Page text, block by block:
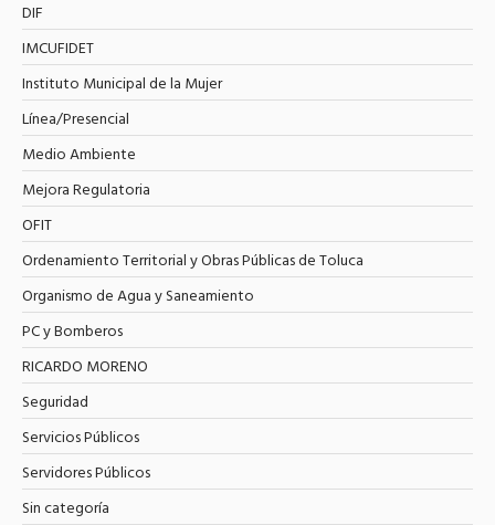
DIF
IMCUFIDET
Instituto Municipal de la Mujer
Línea/Presencial
Medio Ambiente
Mejora Regulatoria
OFIT
Ordenamiento Territorial y Obras Públicas de Toluca
Organismo de Agua y Saneamiento
PC y Bomberos
RICARDO MORENO
Seguridad
Servicios Públicos
Servidores Públicos
Sin categoría